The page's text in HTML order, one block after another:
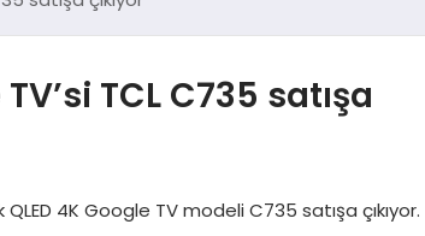
TCL C735 satışa
4K Google TV modeli C735 satışa çıkıyor.